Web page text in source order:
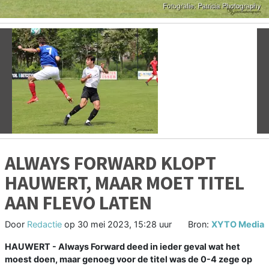
Vorige
ALWAYS FORWARD KLOPT
HAUWERT, MAAR MOET TITEL
AAN FLEVO LATEN
Door Redactie op 30 mei 2023, 15:28 uur Bron: XYTO Media
HAUWERT - Always Forward deed in ieder geval wat het
moest doen, maar genoeg voor de titel was de 0-4 zege op